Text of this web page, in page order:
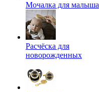
Мочалка для малыша
Расчёска для
новорожденных